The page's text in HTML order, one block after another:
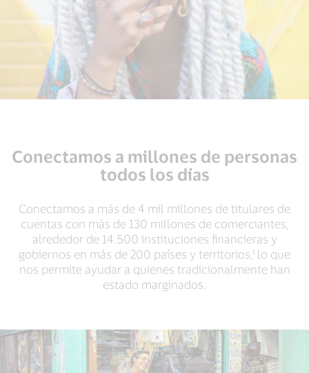
Conectamos a millones de personas
todos los días
Conectamos a más de 4 mil millones de titulares de
cuentas con más de 130 millones de comerciantes,
alrededor de 14.500 instituciones financieras y
gobiernos en más de 200 países y territorios,¹ lo que
nos permite ayudar a quienes tradicionalmente han
estado marginados.